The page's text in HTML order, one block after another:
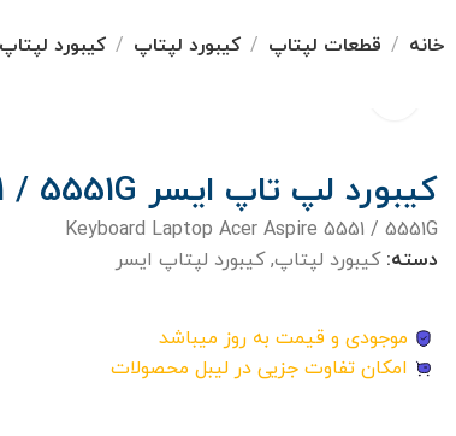
خانه قطعات لپتاپ کیبورد لپتاپ کیبورد
کیبورد لپ تاپ ایسر Aspire 5551 / 5551G
Keyboard Laptop Acer Aspire 5551 / 5551G
دسته:کیبورد لپتاپ,کیبورد لپتاپ ایسر
موجودی و قیمت به روز میباشد
امکان تفاوت جزیی در لیبل محصولات